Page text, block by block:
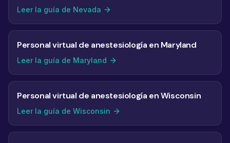
Leer la guía de Nevada
Personal virtual de anestesiología en Maryland
Leer la guía de Maryland
Personal virtual de anestesiología en Wisconsin
Leer la guía de Wisconsin